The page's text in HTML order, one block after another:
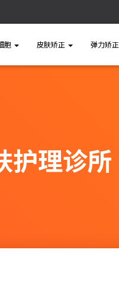
胞 皮肤矫正 弹力矫正
护理诊所